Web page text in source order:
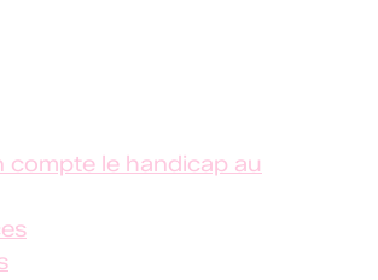
compte le handicap au